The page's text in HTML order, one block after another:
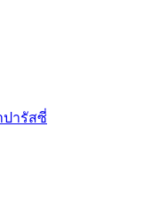
ปารัสซี่